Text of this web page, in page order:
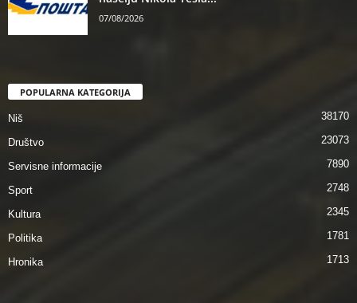
07/08/2026
POPULARNA KATEGORIJA
Niš 38170
Društvo 23073
Servisne informacije 7890
Sport 2748
Kultura 2345
Politika 1781
Hronika 1713